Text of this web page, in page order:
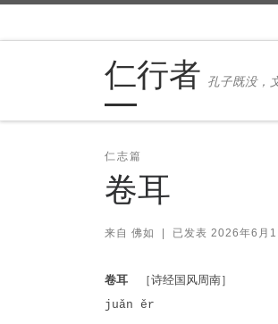
仁行者 孔子既没，
仁志篇
卷耳
来自 佛如 | 已发表 2026年6月1
卷耳 ［诗经国风周南］
juǎn ěr